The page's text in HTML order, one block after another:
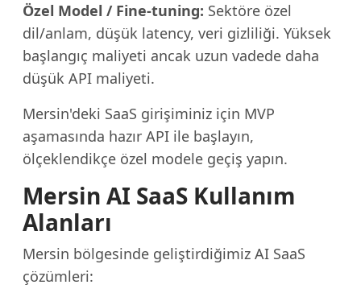
Özel Model / Fine-tuning: Sektöre özel
dil/anlam, düşük latency, veri gizliliği. Yüksek
başlangıç maliyeti ancak uzun vadede daha
düşük API maliyeti.
Mersin'deki SaaS girişiminiz için MVP
aşamasında hazır API ile başlayın,
ölçeklendikçe özel modele geçiş yapın.
Mersin AI SaaS Kullanım
Alanları
Mersin bölgesinde geliştirdiğimiz AI SaaS
çözümleri: